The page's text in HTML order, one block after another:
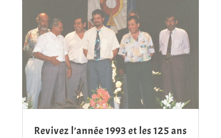
Revivez l’année 1993 et les 125 ans